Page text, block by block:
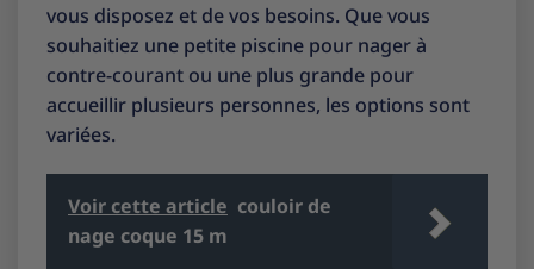
vous disposez et de vos besoins. Que vous
souhaitiez une petite piscine pour nager à
contre-courant ou une plus grande pour
accueillir plusieurs personnes, les options sont
variées.
Voir cette article couloir de
nage coque 15 m